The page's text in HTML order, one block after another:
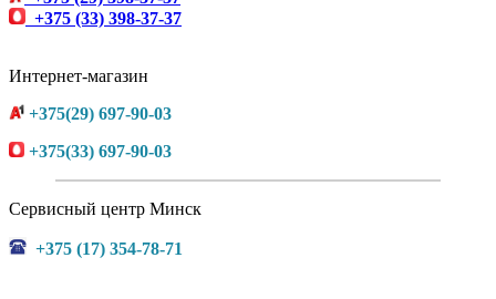
+375 (33) 398-37-37
Интернет-магазин
+375(29) 697-90-03
+375(33) 697-90-03
Сервисный центр Минск
+375 (17) 354-78-71